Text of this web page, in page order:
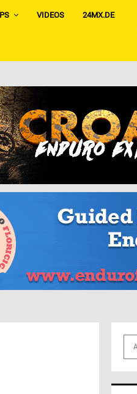
VIDEOS 24MX.DE